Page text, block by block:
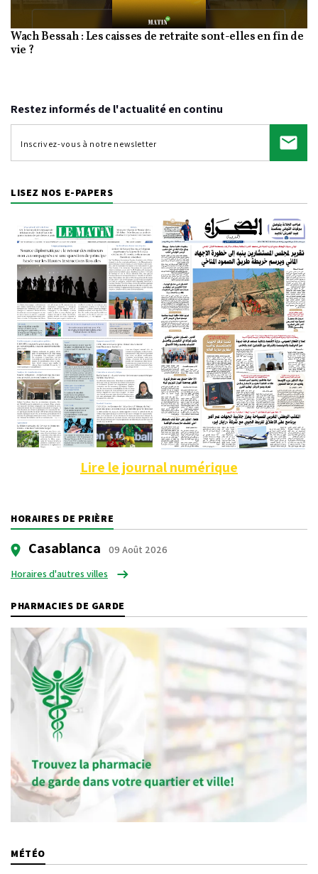
Video
Wach Bessah : Les caisses de retraite sont-elles en fin de
vie ?
Restez informés de l'actualité en continu
LISEZ NOS E-PAPERS
Lire le journal numérique
HORAIRES DE PRIÈRE
Casablanca
09 Août 2026
Horaires d'autres villes
PHARMACIES DE GARDE
MÉTÉO